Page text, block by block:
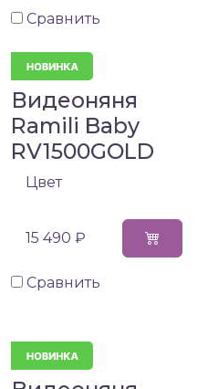
Сравнить
Видеоняня
Ramili Baby
RV1500GOLD
Цвет
15 490 ₽
Сравнить